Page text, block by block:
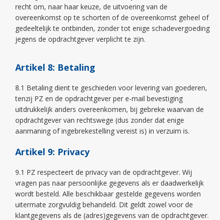
recht om, naar haar keuze, de uitvoering van de
overeenkomst op te schorten of de overeenkomst geheel of
gedeeltelijk te ontbinden, zonder tot enige schadevergoeding
jegens de opdrachtgever verplicht te zijn.
Artikel 8: Betaling
8.1 Betaling dient te geschieden voor levering van goederen,
tenzij PZ en de opdrachtgever per e-mail bevestiging
uitdrukkelijk anders overeenkomen, bij gebreke waarvan de
opdrachtgever van rechtswege (dus zonder dat enige
aanmaning of ingebrekestelling vereist is) in verzuim is.
Artikel 9: Privacy
9.1 PZ respecteert de privacy van de opdrachtgever. Wij
vragen pas naar persoonlijke gegevens als er daadwerkelijk
wordt besteld. Alle beschikbaar gestelde gegevens worden
uitermate zorgvuldig behandeld. Dit geldt zowel voor de
klantgegevens als de (adres)gegevens van de opdrachtgever.